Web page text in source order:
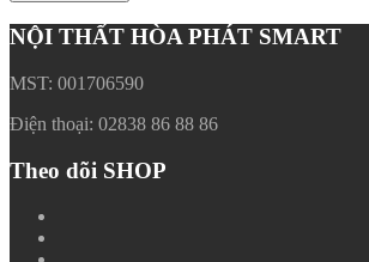
NỘI THẤT HÒA PHÁT SMART
MST: 001706590
Điện thoại: 02838 86 88 86
Theo dõi SHOP